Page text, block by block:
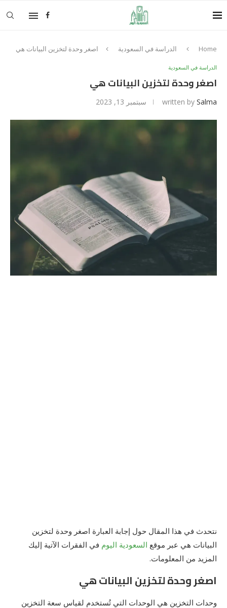
Home الدراسة في السعودية اصغر وحدة لتخزين البيانات هي
الدراسة في السعودية
اصغر وحدة لتخزين البيانات هي
written by Salma سبتمبر 13, 2023
نتحدث في هذا المقال حول إجابة العبارة اصغر وحدة لتخزين
البيانات هي عبر موقع السعودية اليوم في الفقرات الآتية إليك
المزيد من المعلومات.
اصغر وحدة لتخزين البيانات هي
وحدات التخزين هي الوحدات التي تُستخدم لقياس سعة التخزين